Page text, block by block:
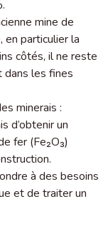
mine de
en particulier la
côtés, il ne reste
dans les fines
minerais :
d’obtenir un
fer (Fe₂O₃)
à des besoins
et de traiter un